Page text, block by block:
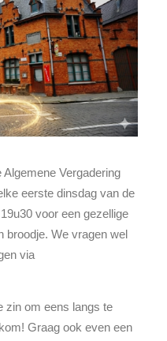
Vergadering
eerste dinsdag van de
voor een gezellige
broodje. We vragen wel
via
zin om eens langs te
Graag ook even een